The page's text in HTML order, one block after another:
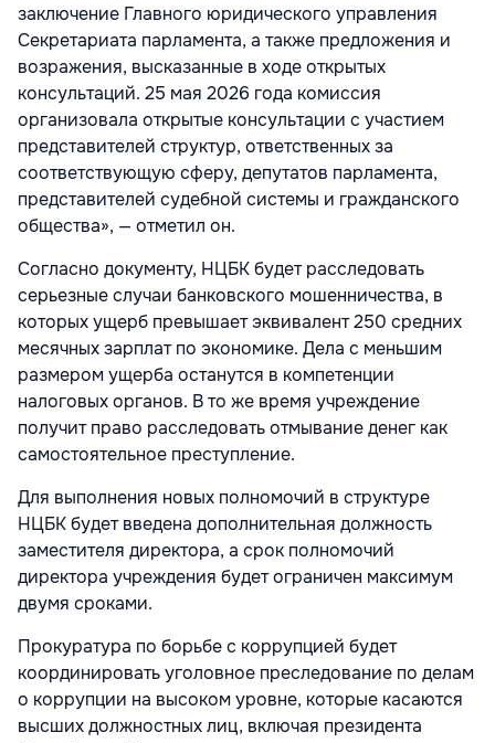
заключение Главного юридического управления
Секретариата парламента, а также предложения и
возражения, высказанные в ходе открытых
консультаций. 25 мая 2026 года комиссия
организовала открытые консультации с участием
представителей структур, ответственных за
соответствующую сферу, депутатов парламента,
представителей судебной системы и гражданского
общества», — отметил он.
Согласно документу, НЦБК будет расследовать
серьезные случаи банковского мошенничества, в
которых ущерб превышает эквивалент 250 средних
месячных зарплат по экономике. Дела с меньшим
размером ущерба останутся в компетенции
налоговых органов. В то же время учреждение
получит право расследовать отмывание денег как
самостоятельное преступление.
Для выполнения новых полномочий в структуре
НЦБК будет введена дополнительная должность
заместителя директора, а срок полномочий
директора учреждения будет ограничен максимум
двумя сроками.
Прокуратура по борьбе с коррупцией будет
координировать уголовное преследование по делам
о коррупции на высоком уровне, которые касаются
высших должностных лиц, включая президента